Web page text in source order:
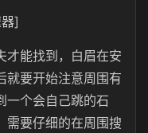
]
才能找到，白眉在安
就要开始注意周围有
一个会自己跳的石
需要仔细的在周围搜